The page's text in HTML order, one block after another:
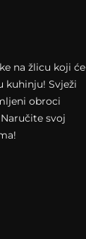
na žlicu koji će
kuhinju! Svježi
obroci
svoj